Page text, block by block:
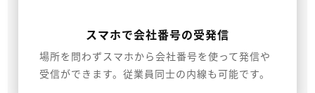
スマホで会社番号の受発信
場所を問わずスマホから会社番号を使って発信や
受信ができます。従業員同士の内線も可能です。